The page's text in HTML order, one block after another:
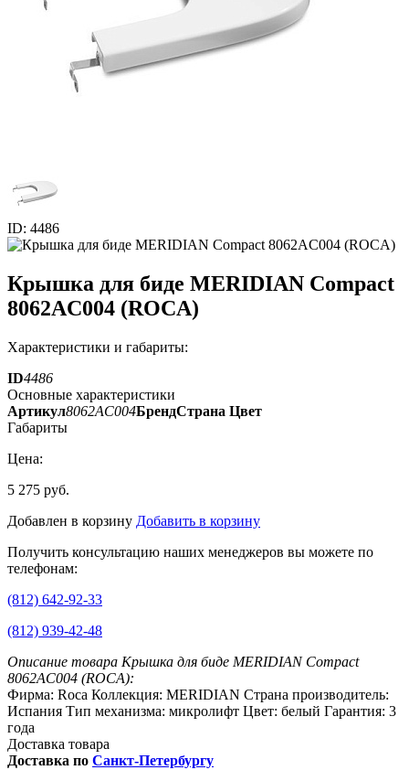
ID: 4486
Крышка для биде MERIDIAN Compact
8062AC004 (ROCA)
Характеристики и габариты:
ID4486
Основные характеристики
Артикул8062AC004БрендСтрана Цвет
Габариты
Цена:
5 275 руб.
Добавлен в корзину Добавить в корзину
Получить консультацию наших менеджеров вы можете по
телефонам:
(812) 642-92-33
(812) 939-42-48
Описание товара Крышка для биде MERIDIAN Compact
8062AC004 (ROCA):
Фирма: Roca Коллекция: MERIDIAN Страна производитель:
Испания Тип механизма: микролифт Цвет: белый Гарантия: 3
года
Доставка товара
Доставка по Санкт-Петербургу